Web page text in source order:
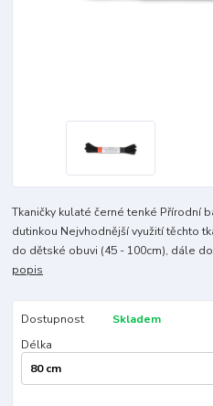
Tkaničky kulaté černé tenké Přírodní
dutinkou Nejvhodnější využití těchto
do dětské obuvi (45 - 100cm), dále
popis
Dostupnost
Skladem
Délka